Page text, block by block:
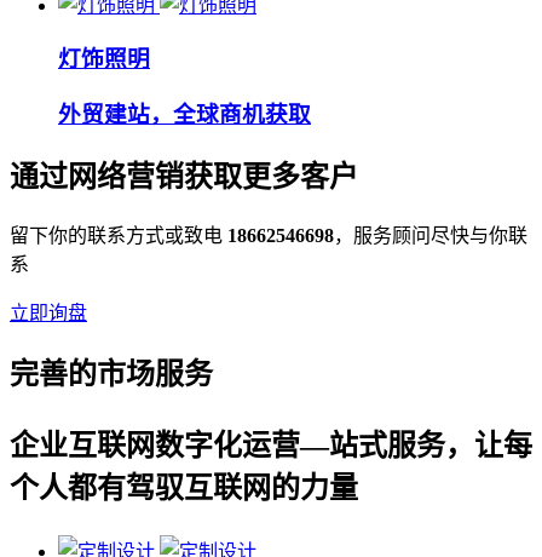
灯饰照明
外贸建站，全球商机获取
通过网络营销获取更多客户
留下你的联系方式或致电 18662546698，服务顾问尽快与你联
系
立即询盘
完善的市场服务
企业互联网数字化运营—站式服务，让每
个人都有驾驭互联网的力量